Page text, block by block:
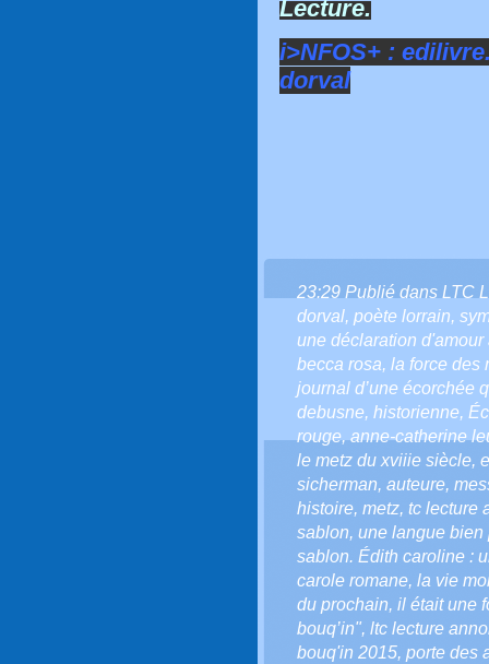
Lecture.
i>NFOS+ :
dorval
23:29 Publié dans LTC
dorval, poète lorrain,
une déclaration d'amour
becca rosa, la force des
journal d’une écorchée
debusne, historienne,
rouge,anne-catherine
le metz du xviiie siècle,
sicherman, auteure,
histoire, metz, tc lecture
sablon, une langue bien
sablon. Édith caroline :
carole romane, la vie
du prochain, il était une
bouq’in", ltc lecture
bouq'in 2015, porte des